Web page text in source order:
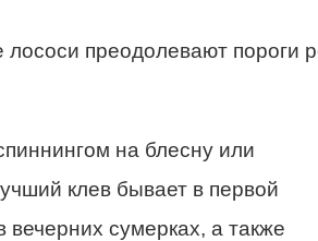
лососи преодолевают пороги
на блесну или
клев бывает в первой
вечерних сумерках, а также